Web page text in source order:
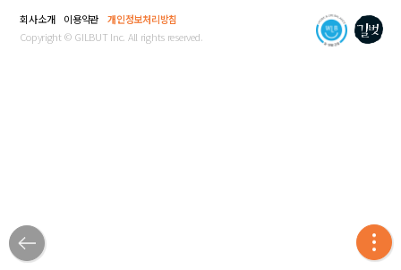
회사소개 이용약관
개인정보처리방침
Copyright © GILBUT Inc. All rights reserved.